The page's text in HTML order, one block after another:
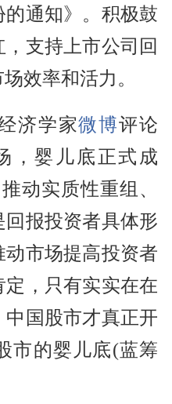
通知》。积极鼓
支持上市公司回
效率和活力。
济学家微博评论
，婴儿底正式成
动实质性重组、
报投资者具体形
市场提高投资者
定，只有实实在在
国股市才真正开
市的婴儿底(蓝筹